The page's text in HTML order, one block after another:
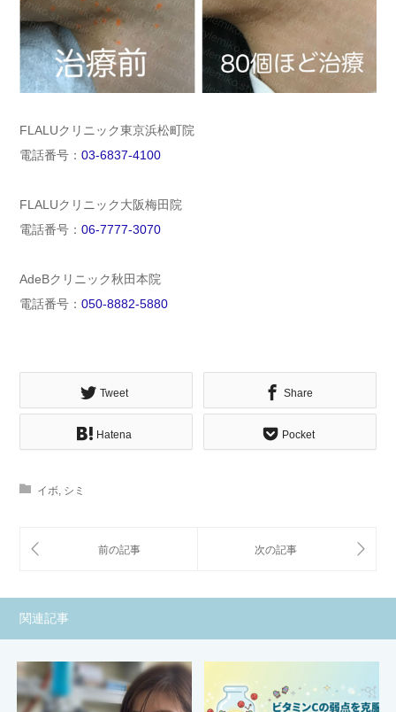
FLALUクリニック東京浜松町院
電話番号： 03-6837-4100
FLALUクリニック大阪梅田院
電話番号： 06-7777-3070
AdeBクリニック秋田本院
電話番号： 050-8882-5880
Tweet Share
Hatena Pocket
イボ, シミ
関連記事